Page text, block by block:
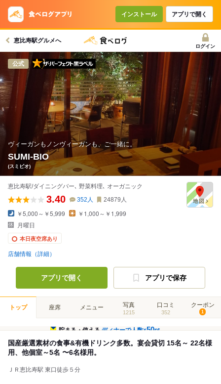
インストール アプリで開く
恵比寿駅グルメへ
ログイン
公式 ザ・パーフェクト黒ラベル
ヴィーガンもノンヴィーガンも、ご一緒に。
SUMI-BIO
(スミビオ)
恵比寿駅/ダイニングバー､ 野菜料理､ オーガニック
3.40 352 人 24879 人
￥5,000～￥5,999
￥1,000～￥1,999
月曜日
本日夜空席あり
店舗情報（詳細）
アプリで開く アプリで保存
トップ 座席 メニュー 写真
1215
口コミ
352
クーポン
1
貯まる・使えるディナーで人数×50pt
国産厳選素材の食事&有機ドリンク多数。宴会貸切 15名～ 22名様
用、他個室～5名 〜6名様用。
ＪＲ恵比寿駅 東口徒歩５分
コースで使えるクーポン
戻る
クーポンを利用せず予約する